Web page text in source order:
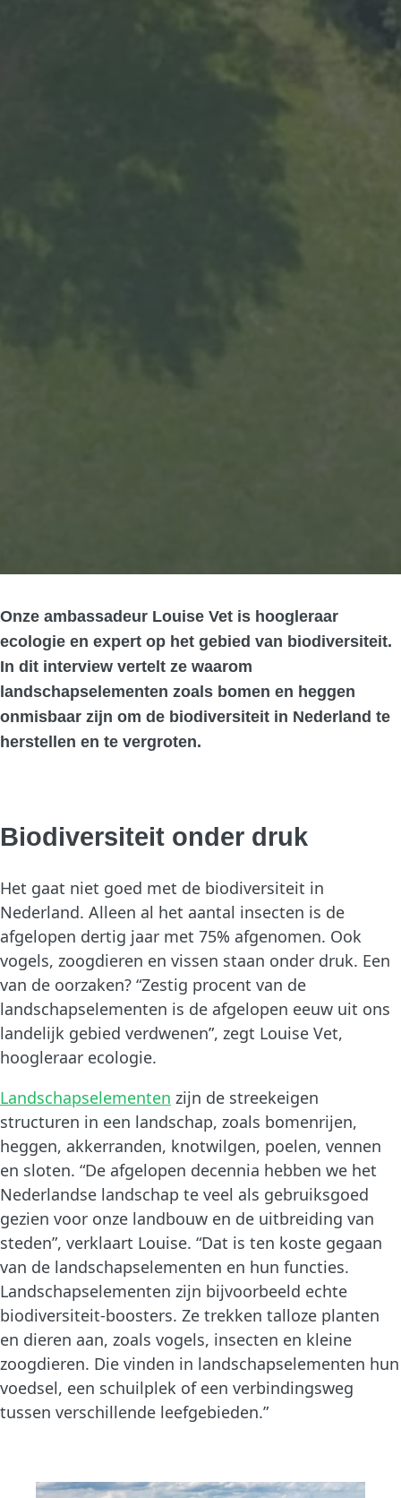
Onze ambassadeur Louise Vet is hoogleraar
ecologie en expert op het gebied van biodiversiteit.
In dit interview vertelt ze waarom
landschapselementen zoals bomen en heggen
onmisbaar zijn om de biodiversiteit in Nederland te
herstellen en te vergroten.
Biodiversiteit onder druk
Het gaat niet goed met de biodiversiteit in
Nederland. Alleen al het aantal insecten is de
afgelopen dertig jaar met 75% afgenomen. Ook
vogels, zoogdieren en vissen staan onder druk. Een
van de oorzaken? “Zestig procent van de
landschapselementen is de afgelopen eeuw uit ons
landelijk gebied verdwenen”, zegt Louise Vet,
hoogleraar ecologie.
Landschapselementen zijn de streekeigen
structuren in een landschap, zoals bomenrijen,
heggen, akkerranden, knotwilgen, poelen, vennen
en sloten. “De afgelopen decennia hebben we het
Nederlandse landschap te veel als gebruiksgoed
gezien voor onze landbouw en de uitbreiding van
steden”, verklaart Louise. “Dat is ten koste gegaan
van de landschapselementen en hun functies.
Landschapselementen zijn bijvoorbeeld echte
biodiversiteit-boosters. Ze trekken talloze planten
en dieren aan, zoals vogels, insecten en kleine
zoogdieren. Die vinden in landschapselementen hun
voedsel, een schuilplek of een verbindingsweg
tussen verschillende leefgebieden.”